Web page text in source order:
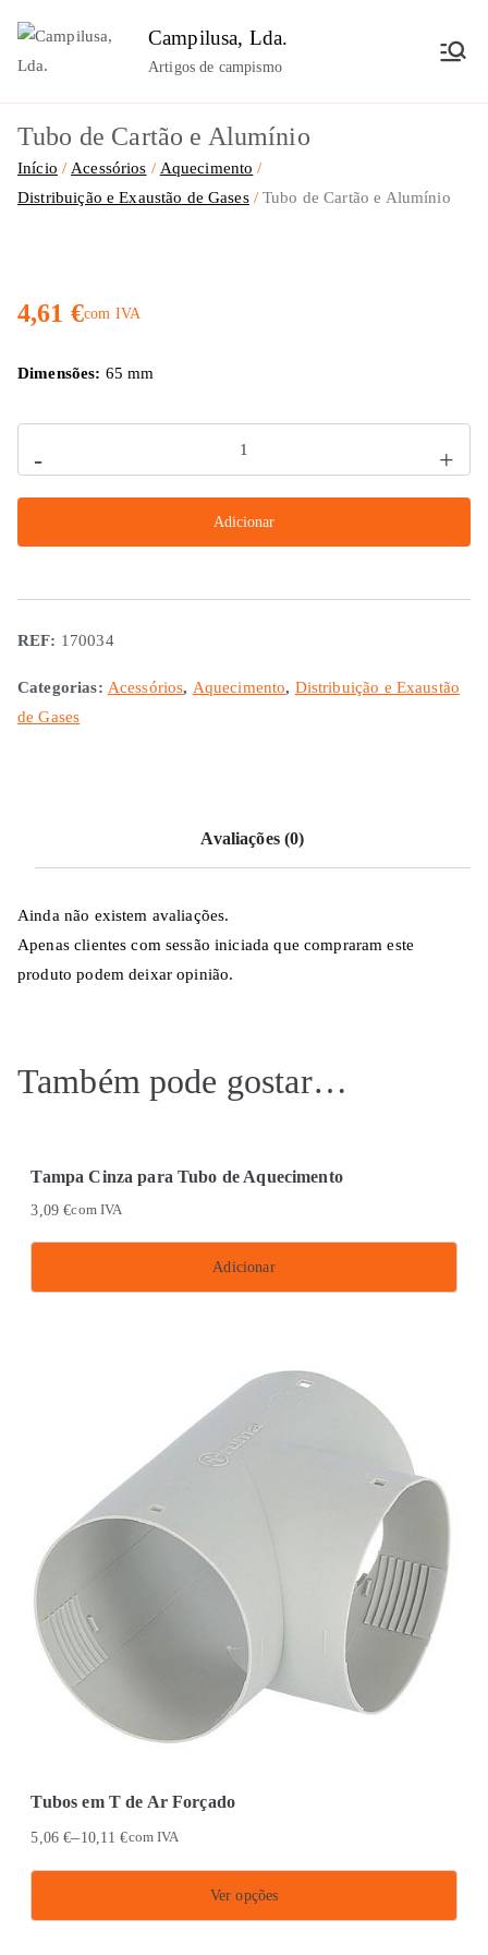
para
conteúdo
Campilusa, Lda.
Artigos de campismo
Tubo de Cartão e Alumínio
Início Acessórios
Aquecimento
Distribuição e Exaustão de Gases
Tubo de Cartão e Alumínio
4,61 €com IVA
Dimensões: 65 mm
-
Tubo
+
Adicionar
REF: 170034
Categorias: Acessórios, Aquecimento, Distribuição e Exaustão
de Gases
Avaliações (0)
Ainda não existem avaliações.
Apenas clientes com sessão iniciada que compraram este
produto podem deixar opinião.
Também pode gostar…
Tampa Cinza para Tubo de Aquecimento
3,09€com IVA
Adicionar
Tubos em T de Ar Forçado
5,06€–10,11€com IVA
Ver opções